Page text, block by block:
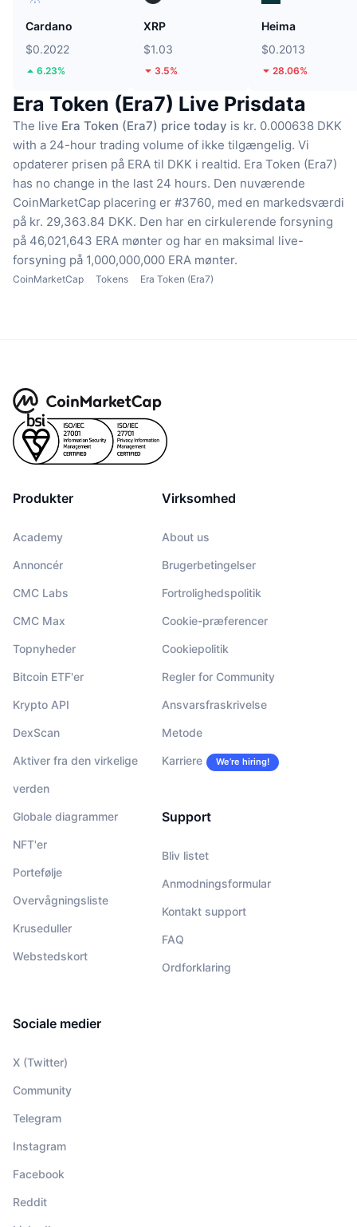
Cardano
$0.2022
6.23%
XRP
$1.03
3.5%
Heima
$0.2013
28.06%
Era Token (Era7) Live Prisdata
The live Era Token (Era7) price today is kr. 0.000638 DKK
with a 24-hour trading volume of ikke tilgængelig. Vi
opdaterer prisen på ERA til DKK i realtid. Era Token (Era7)
has no change in the last 24 hours. Den nuværende
CoinMarketCap placering er #3760, med en markedsværdi
på kr. 29,363.84 DKK. Den har en cirkulerende forsyning
på 46,021,643 ERA mønter og har en maksimal live-
forsyning på 1,000,000,000 ERA mønter.
CoinMarketCap Tokens Era Token (Era7)
Produkter
Academy
Annoncér
CMC Labs
CMC Max
Topnyheder
Bitcoin ETF'er
Krypto API
DexScan
Aktiver fra den virkelige
verden
Globale diagrammer
NFT'er
Portefølje
Overvågningsliste
Kruseduller
Webstedskort
Virksomhed
About us
Brugerbetingelser
Fortrolighedspolitik
Cookie-præferencer
Cookiepolitik
Regler for Community
Ansvarsfraskrivelse
Metode
Karriere We’re hiring!
Support
Bliv listet
Anmodningsformular
Kontakt support
FAQ
Ordforklaring
Sociale medier
X (Twitter)
Community
Telegram
Instagram
Facebook
Reddit